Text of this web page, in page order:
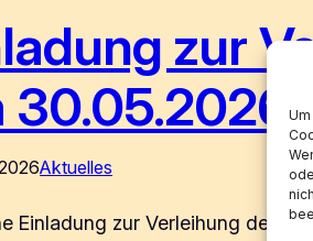
zur
30.05.2026
Aktuelles
Einladung zur Verleihung des